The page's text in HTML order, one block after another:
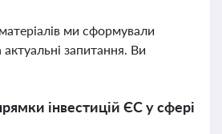
ми сформували
актуальні запитання. Ви
інвестицій ЄС у сфері